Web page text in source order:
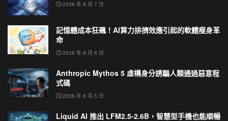
2026 年 8 月 7 日
記憶體成本狂飆！AI算力排擠效應引起的軟體瘦身革
命
2026 年 8 月 6 日
Anthropic Mythos 5 虛構身分誘騙人類通過惡意程
式碼
2026 年 8 月 5 日
Liquid AI 推出 LFM2.5-2.6B，智慧型手機也能順暢